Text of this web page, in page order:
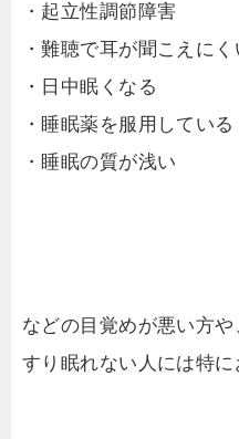
・起立性調節障害
・難聴で耳が聞こえにく
・日中眠くなる
・睡眠薬を服用している
・睡眠の質が浅い
などの目覚めが悪い方
すり眠れない人には特に